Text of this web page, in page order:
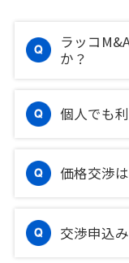
ラッコ
か？
個人でも
価格交渉
交渉申込